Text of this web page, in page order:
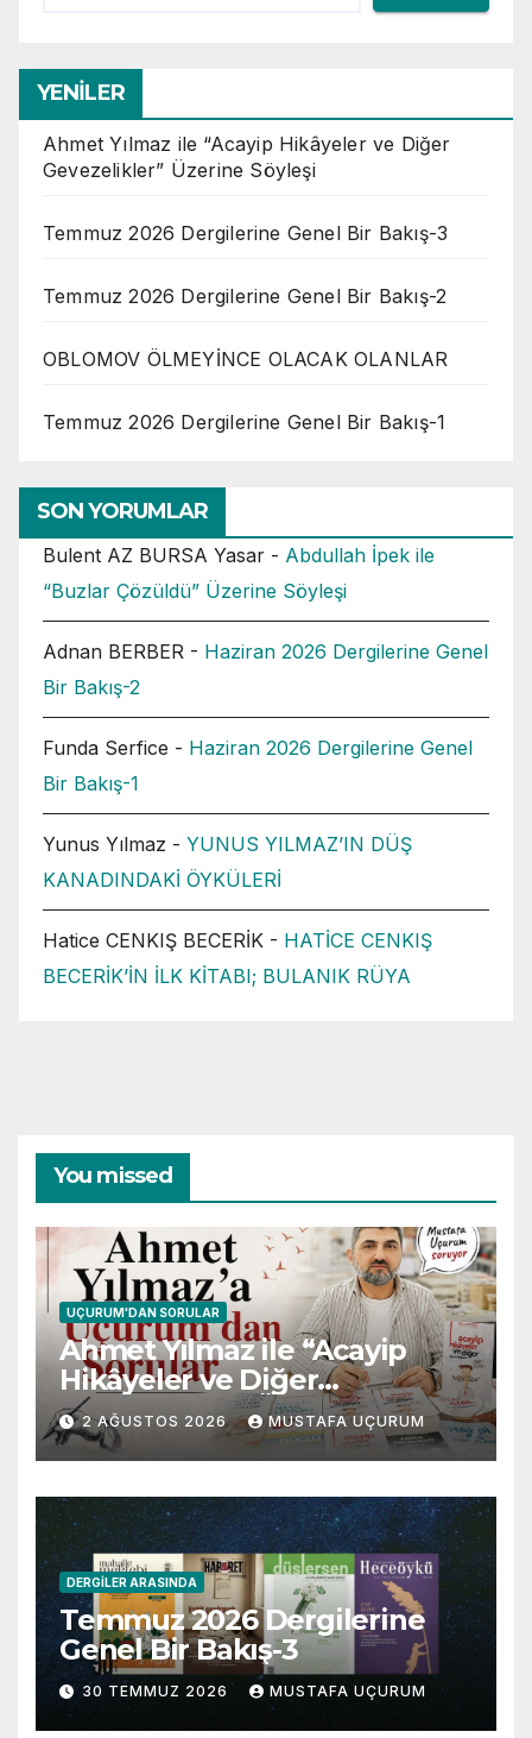
YENİLER
Ahmet Yılmaz ile “Acayip Hikâyeler ve Diğer
Gevezelikler” Üzerine Söyleşi
Temmuz 2026 Dergilerine Genel Bir Bakış-3
Temmuz 2026 Dergilerine Genel Bir Bakış-2
OBLOMOV ÖLMEYİNCE OLACAK OLANLAR
Temmuz 2026 Dergilerine Genel Bir Bakış-1
SON YORUMLAR
Bulent AZ BURSA Yasar - Abdullah İpek ile
“Buzlar Çözüldü” Üzerine Söyleşi
Adnan BERBER - Haziran 2026 Dergilerine Genel
Bir Bakış-2
Funda Serfice - Haziran 2026 Dergilerine Genel
Bir Bakış-1
Yunus Yılmaz - YUNUS YILMAZ’IN DÜŞ
KANADINDAKİ ÖYKÜLERİ
Hatice CENKIŞ BECERİK - HATİCE CENKIŞ
BECERİK’İN İLK KİTABI; BULANIK RÜYA
You missed
UÇURUM'DAN SORULAR
Ahmet Yılmaz ile “Acayip
Hikâyeler ve Diğer
Gevezelikler” Üzerine Söyleşi
2 AĞUSTOS 2026 MUSTAFA UÇURUM
DERGILER ARASINDA
Temmuz 2026 Dergilerine
Genel Bir Bakış-3
30 TEMMUZ 2026 MUSTAFA UÇURUM